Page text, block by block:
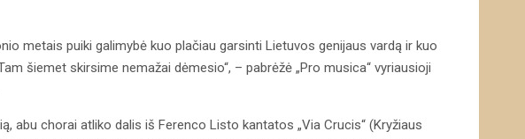
metais puiki galimybė kuo plačiau garsinti Lietuvos genijaus vardą ir kuo
šiemet skirsime nemažai dėmesio“, – pabrėžė „Pro musica“ vyriausioji
abu chorai atliko dalis iš Ferenco Listo kantatos „Via Crucis“ (Kryžiaus